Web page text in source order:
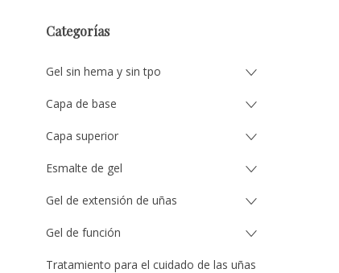
Categorías
Gel sin hema y sin tpo
Capa de base
Capa superior
Esmalte de gel
Gel de extensión de uñas
Gel de función
Tratamiento para el cuidado de las uñas